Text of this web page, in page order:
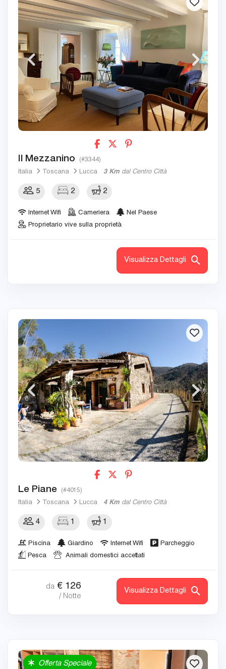
Il Mezzanino (#3344)
Italia Toscana Lucca 3 Km dal Centro Città
5 2 2
Internet Wifi Cameriera
Nel Paese
Proprietario vive sulla proprietà
Visualizza Dettagli
Le Piane (#4015)
Italia Toscana Lucca 4 Km dal Centro Città
4 1 1
Piscina Giardino Internet Wifi
Parcheggio
Pesca
Animali domestici accettati
da € 126
/ Notte
Visualizza Dettagli
Offerta Speciale